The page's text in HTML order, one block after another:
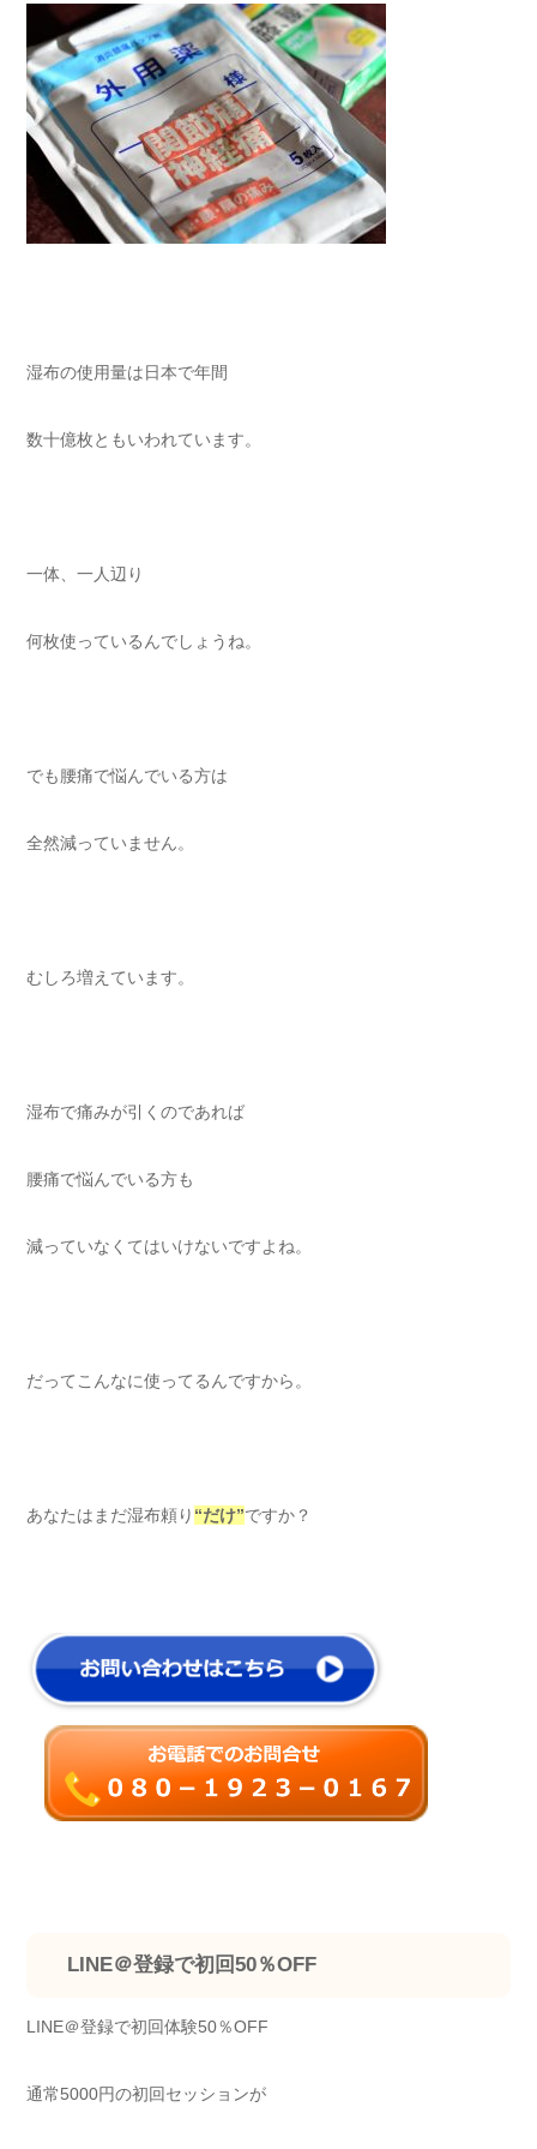
湿布の使用量は日本で年間
数十億枚ともいわれています。
一体、一人辺り
何枚使っているんでしょうね。
でも腰痛で悩んでいる方は
全然減っていません。
むしろ増えています。
湿布で痛みが引くのであれば
腰痛で悩んでいる方も
減っていなくてはいけないですよね。
だってこんなに使ってるんですから。
あなたはまだ湿布頼り “だけ”ですか？
LINE＠登録で初回50％OFF
LINE＠登録で初回体験50％OFF
通常5000円の初回セッションが